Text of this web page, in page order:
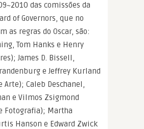
das comissões da
of Governors, que no
as regras do Oscar, são:
Tom Hanks e Henry
James D. Bissell,
e Jeffrey Kurland
Arte); Caleb Deschanel,
e Vilmos Zsigmond
Fotografia); Martha
Hanson e Edward Zwick